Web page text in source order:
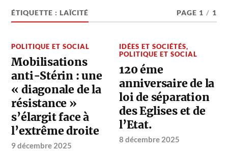
ÉTIQUETTE :LAÏCITÉ PAGE 1 / 1
POLITIQUE ET SOCIAL
Mobilisations
anti-Stérin : une
« diagonale de la
résistance »
s’élargit face à
l’extrême droite
9 décembre 2025
IDÉES ET SOCIÉTÉS,
POLITIQUE ET SOCIAL
120 éme
anniversaire de la
loi de séparation
des Eglises et de
l’Etat.
8 décembre 2025